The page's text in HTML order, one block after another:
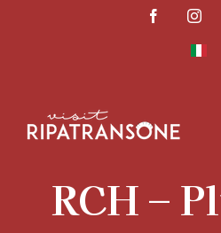
Facebook
RCH –